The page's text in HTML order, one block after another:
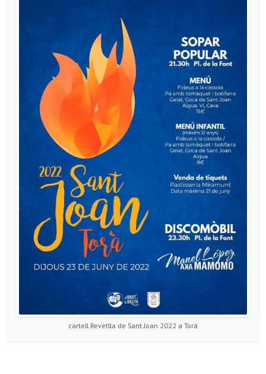
cartell Revetlla de Sant Joan 2022 a Torà